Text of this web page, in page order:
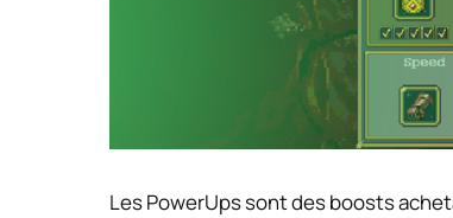
Les PowerUps sont des boosts